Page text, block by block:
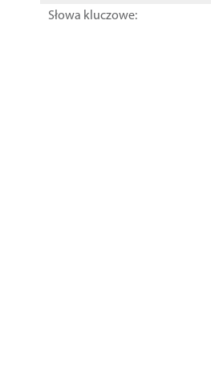
Słowa kluczowe: